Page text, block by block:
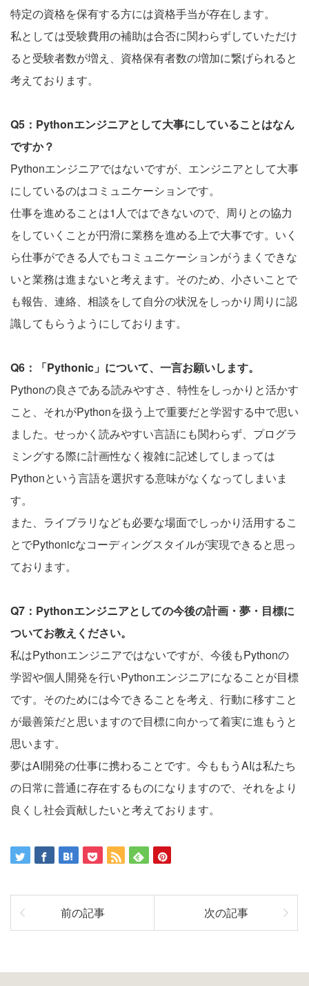
特定の資格を保有する方には資格手当が存在します。
私としては受験費用の補助は合否に関わらずしていただけ
ると受験者数が増え、資格保有者数の増加に繋げられると
考えております。
Q5：Pythonエンジニアとして大事にしていることはなん
ですか？
Pythonエンジニアではないですが、エンジニアとして大事
にしているのはコミュニケーションです。
仕事を進めることは1人ではできないので、周りとの協力
をしていくことが円滑に業務を進める上で大事です。いく
ら仕事ができる人でもコミュニケーションがうまくできな
いと業務は進まないと考えます。そのため、小さいことで
も報告、連絡、相談をして自分の状況をしっかり周りに認
識してもらうようにしております。
Q6：「Pythonic」について、一言お願いします。
Pythonの良さである読みやすさ、特性をしっかりと活かす
こと、それがPythonを扱う上で重要だと学習する中で思い
ました。せっかく読みやすい言語にも関わらず、プログラ
ミングする際に計画性なく複雑に記述してしまっては
Pythonという言語を選択する意味がなくなってしまいま
す。
また、ライブラリなども必要な場面でしっかり活用するこ
とでPythonicなコーディングスタイルが実現できると思っ
ております。
Q7：Pythonエンジニアとしての今後の計画・夢・目標に
ついてお教えください。
私はPythonエンジニアではないですが、今後もPythonの
学習や個人開発を行いPythonエンジニアになることが目標
です。そのためには今できることを考え、行動に移すこと
が最善策だと思いますので目標に向かって着実に進もうと
思います。
夢はAI開発の仕事に携わることです。今ももうAIは私たち
の日常に普通に存在するものになりますので、それをより
良くし社会貢献したいと考えております。
前の記事 次の記事